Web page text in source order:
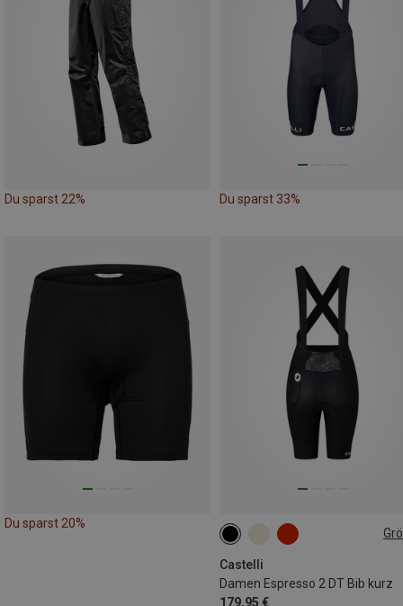
Du sparst 22% Du sparst 33%
Du sparst 20%
Castelli
Damen Espresso 2 DT Bib kurz
179,95 €
L